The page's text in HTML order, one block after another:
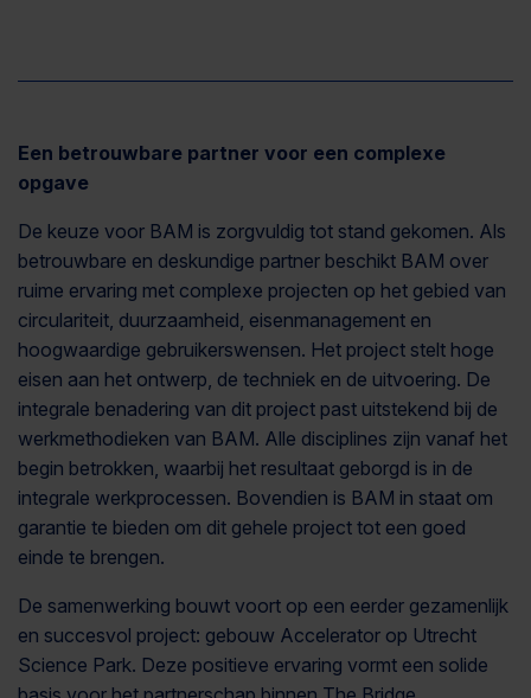
Een betrouwbare partner voor een complexe
opgave
De keuze voor BAM is zorgvuldig tot stand gekomen. Als
betrouwbare en deskundige partner beschikt BAM over
ruime ervaring met complexe projecten op het gebied van
circulariteit, duurzaamheid, eisenmanagement en
hoogwaardige gebruikerswensen. Het project stelt hoge
eisen aan het ontwerp, de techniek en de uitvoering. De
integrale benadering van dit project past uitstekend bij de
werkmethodieken van BAM. Alle disciplines zijn vanaf het
begin betrokken, waarbij het resultaat geborgd is in de
integrale werkprocessen. Bovendien is BAM in staat om
garantie te bieden om dit gehele project tot een goed
einde te brengen.
De samenwerking bouwt voort op een eerder gezamenlijk
en succesvol project: gebouw Accelerator op Utrecht
Science Park. Deze positieve ervaring vormt een solide